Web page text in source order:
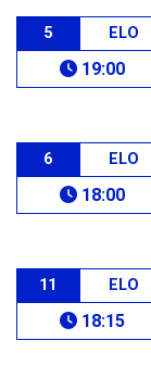
5 ELO
19:00
6 ELO
18:00
11 ELO
18:15